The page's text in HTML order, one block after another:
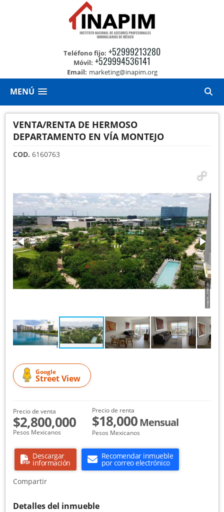
Teléfono fijo: +52999213280
Móvil: +529994536141
Email: marketing@inapim.org
MENÚ
VENTA/RENTA DE HERMOSO
DEPARTAMENTO EN VÍA MONTEJO
COD. 6160763
Google
Street View
Precio de venta
$2,800,000
Pesos Mexicanos
Precio de renta
$18,000Mensual
Pesos Mexicanos
Descargar
información
Recomendar inmueble
por correo electrónico
Compartir
Detalles del inmueble